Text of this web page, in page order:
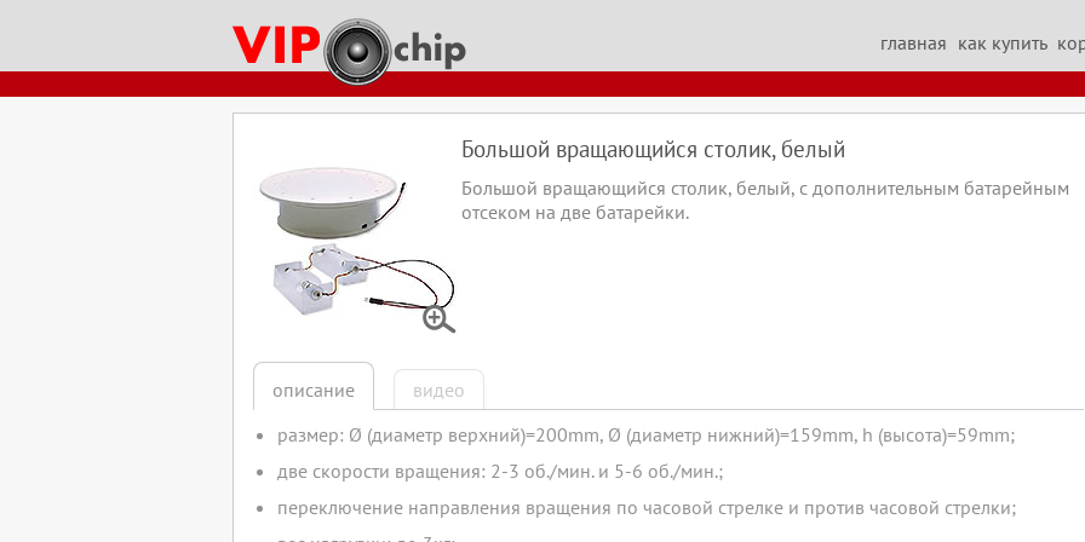
купить музыкальные модули для тубусовдинамик для открытки
аудио модуль для музыкальной шкатулкиблок с музыкой для игрушки музыкальная шкатулкамузыкальная
перезаписываемый звуковой модуль
главная как купить
Большой вращающийся столик, белый
Большой вращающийся столик, белый, с дополнительным батарейным
отсеком на две батарейки.
описание
видео
размер: Ø (диаметр верхний)=200mm, Ø (диаметр нижний)=159mm, h (высота)=59mm;
две скорости вращения: 2-3 об./мин. и 5-6 об./мин.;
переключение направления вращения по часовой стрелке и против часовой стрелки;